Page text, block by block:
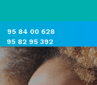
95 84 00 628
95 82 95 392